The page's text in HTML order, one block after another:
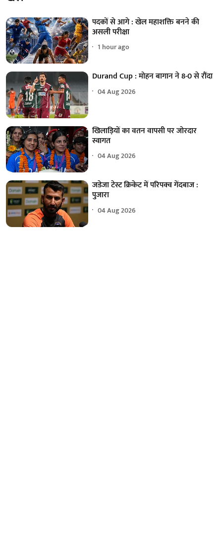
पदकों से आगे : खेल महाशक्ति बनने की
असली परीक्षा
1 hour ago
Durand Cup : मोहन बागान ने 8-0 से रौंदा
04 Aug 2026
खिलाड़ियों का वतन वापसी पर जोरदार
स्वागत
04 Aug 2026
जडेजा टेस्ट क्रिकेट में परिपक्व गेंदबाज :
पुजारा
04 Aug 2026